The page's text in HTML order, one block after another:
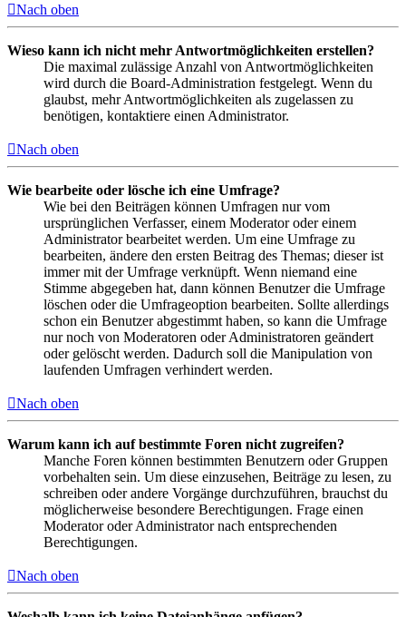
Nach oben
Wieso kann ich nicht mehr Antwortmöglichkeiten erstellen?
Die maximal zulässige Anzahl von Antwortmöglichkeiten
wird durch die Board-Administration festgelegt. Wenn du
glaubst, mehr Antwortmöglichkeiten als zugelassen zu
benötigen, kontaktiere einen Administrator.
Nach oben
Wie bearbeite oder lösche ich eine Umfrage?
Wie bei den Beiträgen können Umfragen nur vom
ursprünglichen Verfasser, einem Moderator oder einem
Administrator bearbeitet werden. Um eine Umfrage zu
bearbeiten, ändere den ersten Beitrag des Themas; dieser ist
immer mit der Umfrage verknüpft. Wenn niemand eine
Stimme abgegeben hat, dann können Benutzer die Umfrage
löschen oder die Umfrageoption bearbeiten. Sollte allerdings
schon ein Benutzer abgestimmt haben, so kann die Umfrage
nur noch von Moderatoren oder Administratoren geändert
oder gelöscht werden. Dadurch soll die Manipulation von
laufenden Umfragen verhindert werden.
Nach oben
Warum kann ich auf bestimmte Foren nicht zugreifen?
Manche Foren können bestimmten Benutzern oder Gruppen
vorbehalten sein. Um diese einzusehen, Beiträge zu lesen, zu
schreiben oder andere Vorgänge durchzuführen, brauchst du
möglicherweise besondere Berechtigungen. Frage einen
Moderator oder Administrator nach entsprechenden
Berechtigungen.
Nach oben